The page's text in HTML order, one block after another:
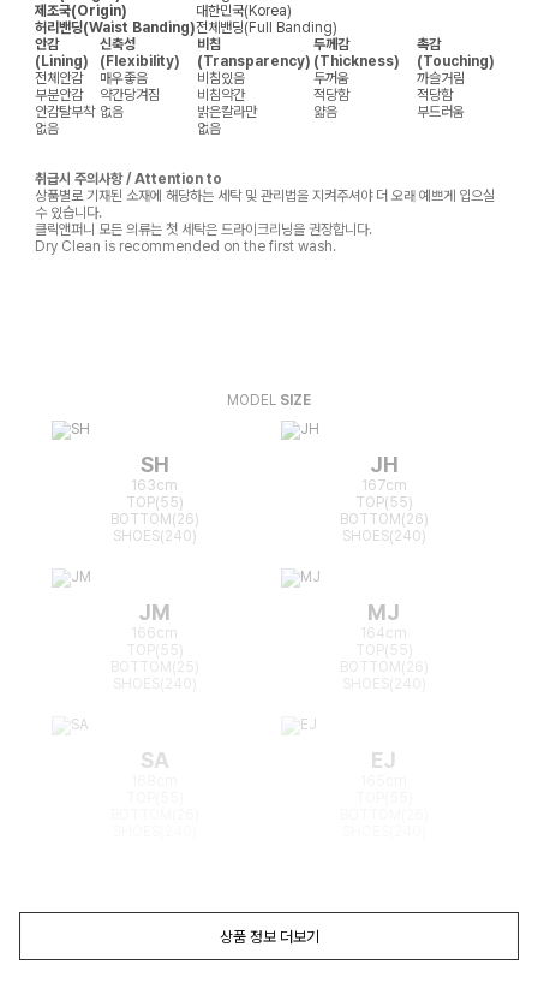
제조국(Origin)
대한민국(Korea)
허리밴딩(Waist Banding)전체밴딩(Full Banding)
안감
(Lining)
신축성
(Flexibility)
비침
(Transparency)
두께감
(Thickness)
촉감
(Touching)
전체안감
매우좋음 비침있음 두꺼움
까슬거림
부분안감
약간당겨짐 비침약간 적당함
적당함
안감탈부착 없음 밝은칼라만 얇음
부드러움
없음
없음
취급시 주의사항 / Attention to
상품별로 기재된 소재에 해당하는 세탁 및 관리법을 지켜주셔야 더 오래 예쁘게 입으실
수 있습니다.
클릭앤퍼니 모든 의류는 첫 세탁은 드라이크리닝을 권장합니다.
Dry Clean is recommended on the first wash.
MODEL SIZE
SH
163cm
TOP(55)
BOTTOM(26)
SHOES(240)
JH
167cm
TOP(55)
BOTTOM(26)
SHOES(240)
JM
166cm
TOP(55)
BOTTOM(25)
MJ
164cm
TOP(55)
BOTTOM(26)
SA EJ
상품 정보 더보기